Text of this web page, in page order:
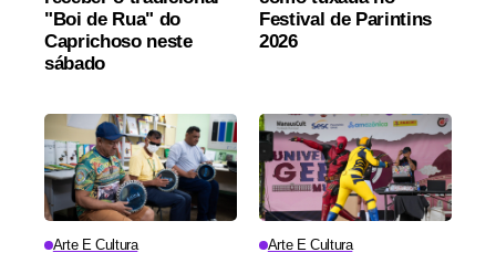
"Boi de Rua" do
Caprichoso neste
sábado
Festival de Parintins
2026
Arte E Cultura Arte E Cultura